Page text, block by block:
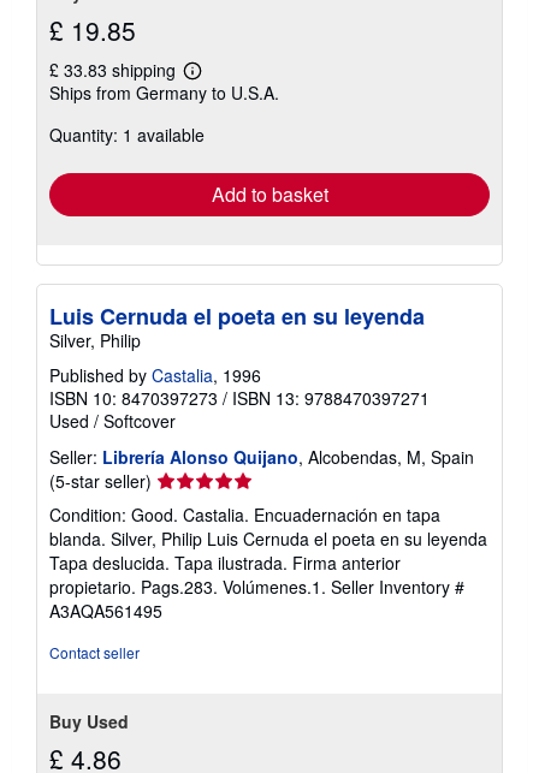
£ 19.85
£ 33.83 shipping
Learn
more
shipping
Ships from Germany to U.S.A.
Quantity: 1 available
Add to basket
Luis Cernuda el poeta en su leyenda
Silver, Philip
Published by Castalia, 1996
ISBN 10: 8470397273 / ISBN 13: 9788470397271
Used / Softcover
Seller: Librería Alonso Quijano, Alcobendas, M, Spain
(5-star seller) Seller
rating
5
out
of
5
stars
Condition: Good. Castalia. Encuadernación en tapa
blanda. Silver, Philip Luis Cernuda el poeta en su leyenda
Tapa deslucida. Tapa ilustrada. Firma anterior
propietario. Pags.283. Volúmenes.1. Seller Inventory #
A3AQA561495
Contact seller
Buy Used
£ 4.86